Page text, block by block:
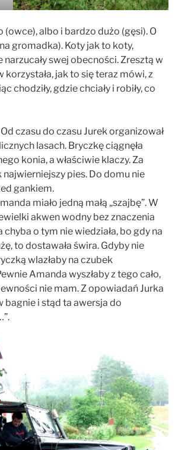
(owce), albo i bardzo dużo (gęsi). O
gromadka). Koty jak to koty,
narzucały swej obecności. Zresztą w
jak to się teraz mówi, z
chodziły, gdzie chciały i robiły, co
czasu do czasu Jurek organizował
lasach. Bryczkę ciągnęła
konia, a właściwie klaczy. Za
pies. Do domu nie
gankiem.
miało jedną małą „szajbę”. W
akwen wodny bez znaczenia
o tym nie wiedziała, bo gdy na
to dostawała świra. Gdyby nie
wlazłaby na czubek
Amanda wyszłaby z tego cało,
nie mam. Z opowiadań Jurka
bagnie i stąd ta awersja do